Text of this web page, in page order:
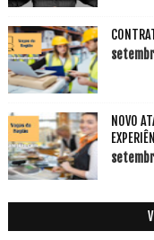
NOVO